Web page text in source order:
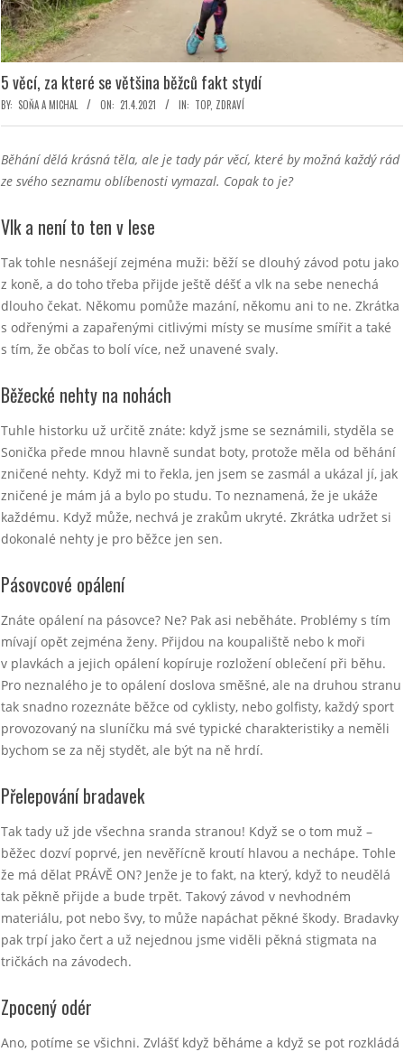
5 věcí, za které se většina běžců fakt stydí
BY: SOŇA A MICHAL ON: 21.4.2021 IN: TOP, ZDRAVÍ
Běhání dělá krásná těla, ale je tady pár věcí, které by možná každý rád
ze svého seznamu oblíbenosti vymazal. Copak to je?
Vlk a není to ten v lese
Tak tohle nesnášejí zejména muži: běží se dlouhý závod potu jako
z koně, a do toho třeba přijde ještě déšť a vlk na sebe nenechá
dlouho čekat. Někomu pomůže mazání, někomu ani to ne. Zkrátka
s odřenými a zapařenými citlivými místy se musíme smířit a také
s tím, že občas to bolí více, než unavené svaly.
Běžecké nehty na nohách
Tuhle historku už určitě znáte: když jsme se seznámili, styděla se
Sonička přede mnou hlavně sundat boty, protože měla od běhání
zničené nehty. Když mi to řekla, jen jsem se zasmál a ukázal jí, jak
zničené je mám já a bylo po studu. To neznamená, že je ukáže
každému. Když může, nechvá je zrakům ukryté. Zkrátka udržet si
dokonalé nehty je pro běžce jen sen.
Pásovcové opálení
Znáte opálení na pásovce? Ne? Pak asi neběháte. Problémy s tím
mívají opět zejména ženy. Přijdou na koupaliště nebo k moři
v plavkách a jejich opálení kopíruje rozložení oblečení při běhu.
Pro neznalého je to opálení doslova směšné, ale na druhou stranu
tak snadno rozeznáte běžce od cyklisty, nebo golfisty, každý sport
provozovaný na sluníčku má své typické charakteristiky a neměli
bychom se za něj stydět, ale být na ně hrdí.
Přelepování bradavek
Tak tady už jde všechna sranda stranou! Když se o tom muž –
běžec dozví poprvé, jen nevěřícně kroutí hlavou a nechápe. Tohle
že má dělat PRÁVĚ ON? Jenže je to fakt, na který, když to neudělá
tak pěkně přijde a bude trpět. Takový závod v nevhodném
materiálu, pot nebo švy, to může napáchat pěkné škody. Bradavky
pak trpí jako čert a už nejednou jsme viděli pěkná stigmata na
tričkách na závodech.
Zpocený odér
Ano, potíme se všichni. Zvlášť když běháme a když se pot rozkládá